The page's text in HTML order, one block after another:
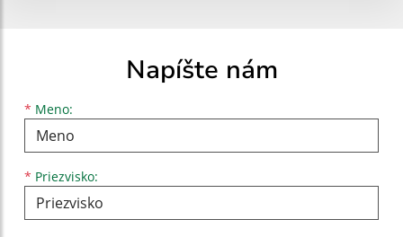
Napíšte nám
* Meno:
Meno
* Priezvisko:
Priezvisko
E-mailová adresa